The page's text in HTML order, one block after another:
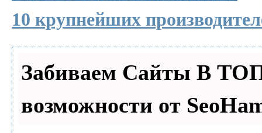
10 крупнейших
Забиваем Сайты В
возможности от